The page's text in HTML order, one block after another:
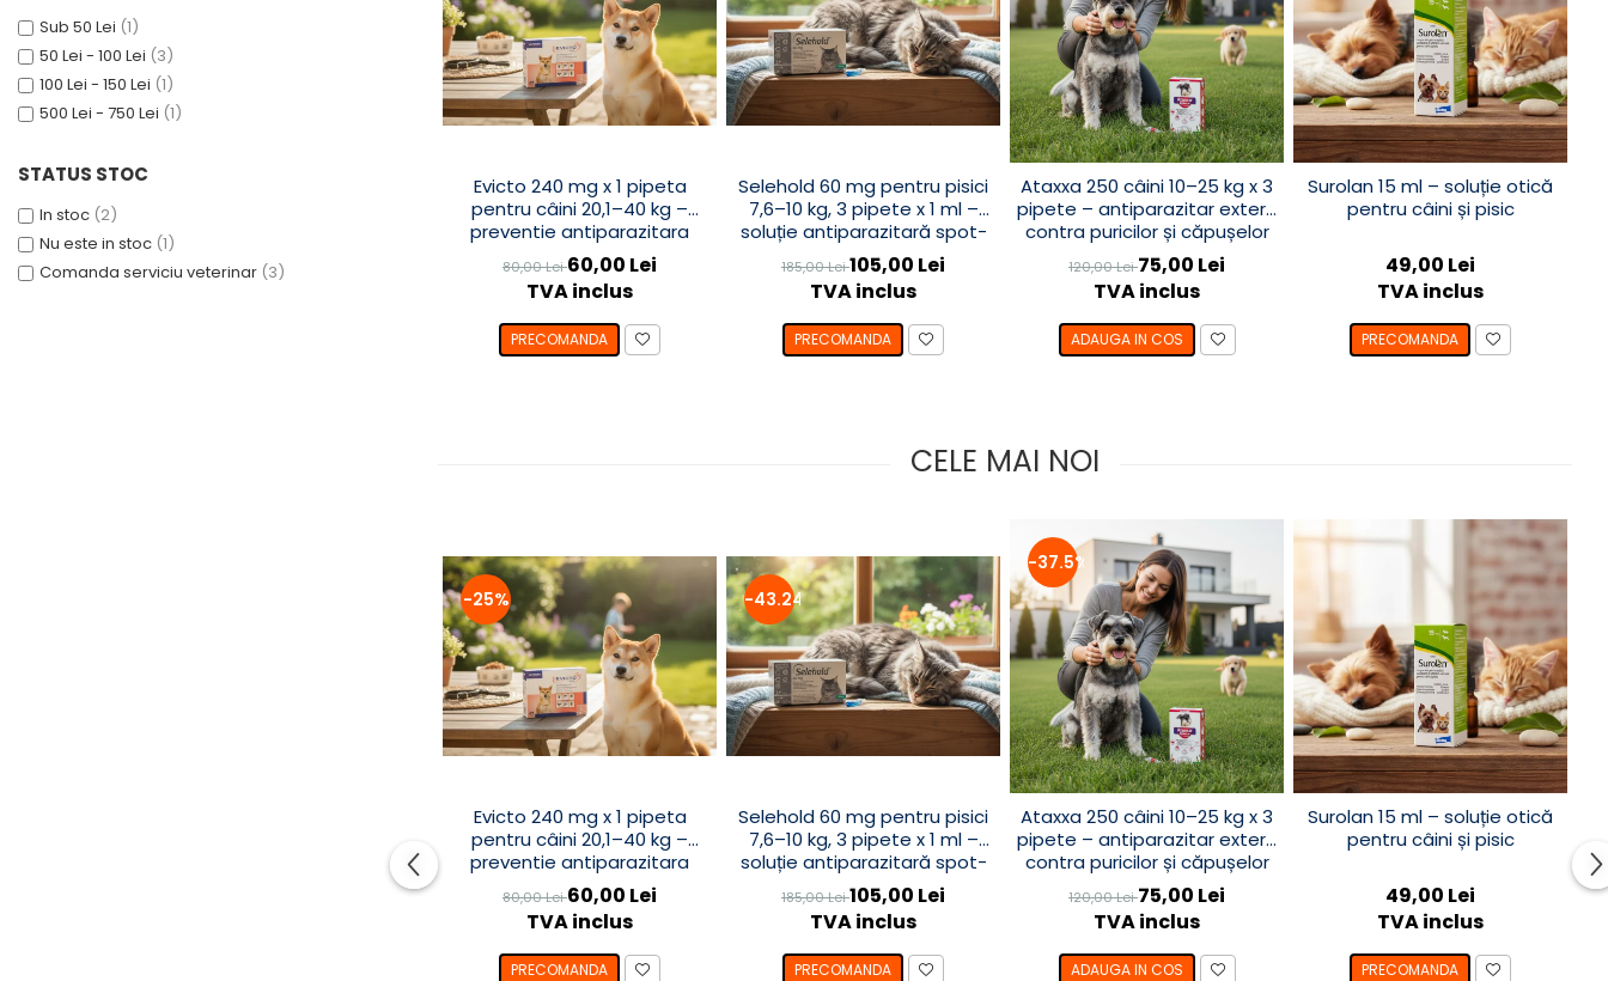
SUPLIMENTE
Suport Articular
Suport Digestiv
Sub 50 Lei (1)
50 Lei - 100 Lei (3)
100 Lei - 150 Lei (1)
500 Lei - 750 Lei (1)
STATUS STOC
In stoc (2)
Nu este in stoc (1)
Comanda serviciu veterinar (3)
Evicto 240 mg x 1 pipeta
pentru câini 20,1–40 kg –
preventie antiparazitara
interna și externa cu
selamectină
80,00 Lei60,00 Lei
TVA inclus
PRECOMANDA
Selehold 60 mg pentru pisici
7,6–10 kg, 3 pipete x 1 ml –
soluție antiparazitară spot-
on
185,00 Lei105,00 Lei
TVA inclus
PRECOMANDA
Ataxxa 250 câini 10–25 kg x 3
pipete – antiparazitar extern
contra puricilor și căpușelor
120,00 Lei75,00 Lei
TVA inclus
ADAUGA IN COS
Surolan 15 ml – soluție otică
pentru câini și pisic
49,00 Lei
TVA inclus
PRECOMANDA
CELE MAI NOI
-25%
Evicto 240 mg x 1 pipeta
pentru câini 20,1–40 kg –
preventie antiparazitara
interna și externa cu
selamectină
80,00 Lei60,00 Lei
TVA inclus
PRECOMANDA
-43.24%
Selehold 60 mg pentru pisici
7,6–10 kg, 3 pipete x 1 ml –
soluție antiparazitară spot-
on
185,00 Lei105,00 Lei
TVA inclus
PRECOMANDA
-37.5%
Ataxxa 250 câini 10–25 kg x 3
pipete – antiparazitar extern
contra puricilor și căpușelor
120,00 Lei75,00 Lei
TVA inclus
ADAUGA IN COS
Surolan 15 ml – soluție otică
pentru câini și pisic
49,00 Lei
TVA inclus
PRECOMANDA